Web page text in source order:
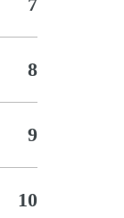
8
9
10